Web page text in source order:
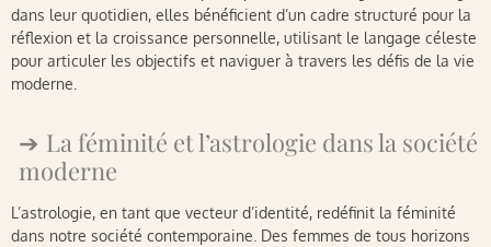
dans leur quotidien, elles bénéficient d’un cadre structuré pour la
réflexion et la croissance personnelle, utilisant le langage céleste
pour articuler les objectifs et naviguer à travers les défis de la vie
moderne.
La féminité et l’astrologie dans la société
moderne
L’astrologie, en tant que vecteur d’identité, redéfinit la féminité
dans notre société contemporaine. Des femmes de tous horizons